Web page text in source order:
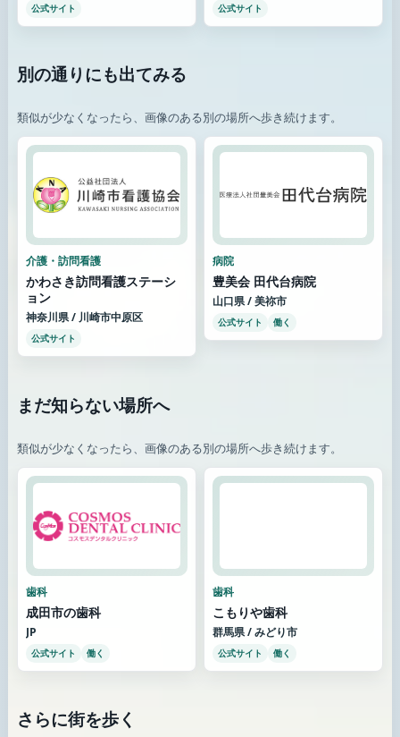
公式サイト 公式サイト
別の通りにも出てみる
類似が少なくなったら、画像のある別の場所へ歩き続けます。
介護・訪問看護
かわさき訪問看護ステーシ
ョン
神奈川県 / 川崎市中原区
公式サイト
病院
豊美会 田代台病院
山口県 / 美祢市
公式サイト 働く
まだ知らない場所へ
類似が少なくなったら、画像のある別の場所へ歩き続けます。
歯科
成田市の歯科
JP
公式サイト 働く
歯科
こもりや歯科
群馬県 / みどり市
公式サイト 働く
さらに街を歩く